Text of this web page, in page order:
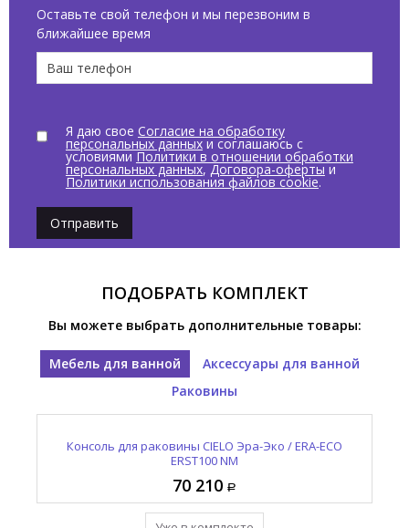
Оставьте свой телефон и мы перезвоним в
ближайшее время
Я даю свое Согласие на обработку
персональных данныхи соглашаюсь с
условиями Политики в отношении обработки
персональных данных, Договора-оферты и
Политики использования файлов cookie.
Отправить
ПОДОБРАТЬ КОМПЛЕКТ
Вы можете выбрать дополнительные товары:
Мебель для ванной
Аксессуары для ванной
Раковины
Консоль для раковины CIELO Эра-Эко / ERA-ECO
ERST100 NM
70 210
Полотенцедержатель CIELO Эра-Эко / ERA-ECO
ERPLST NM
14 795
Раковина подвесная CIELO Эра-Эко / ERA-ECO
ERLA100SX FN
92 670